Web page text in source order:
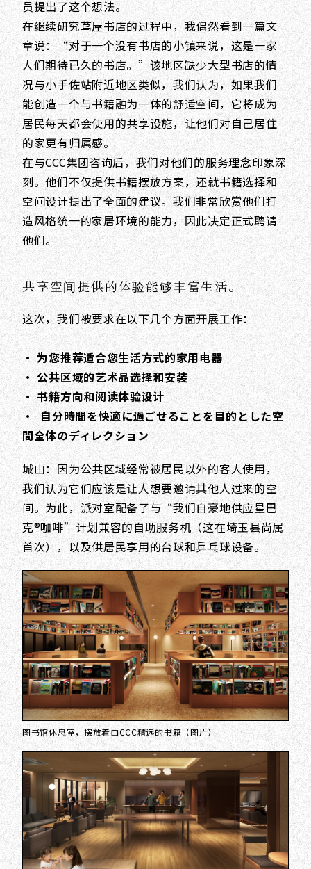
员提出了这个想法。
在继续研究茑屋书店的过程中，我偶然看到一篇文
章说：“对于一个没有书店的小镇来说，这是一家
人们期待已久的书店。”该地区缺少大型书店的情
况与小手佐站附近地区类似，我们认为，如果我们
能创造一个与书籍融为一体的舒适空间，它将成为
居民每天都会使用的共享设施，让他们对自己居住
的家更有归属感。
在与CCC集团咨询后，我们对他们的服务理念印象深
刻。他们不仅提供书籍摆放方案，还就书籍选择和
空间设计提出了全面的建议。我们非常欣赏他们打
造风格统一的家居环境的能力，因此决定正式聘请
他们。
共享空间提供的体验能够丰富生活。
这次，我们被要求在以下几个方面开展工作：
• 为您推荐适合您生活方式的家用电器
• 公共区域的艺术品选择和安装
• 书籍方向和阅读体验设计
• 自分時間を快適に過ごせることを目的とした空
間全体のディレクション
城山：因为公共区域经常被居民以外的客人使用，
我们认为它们应该是让人想要邀请其他人过来的空
间。为此，派对室配备了与“我们自豪地供应星巴
克®咖啡”计划兼容的自助服务机（这在埼玉县尚属
首次），以及供居民享用的台球和乒乓球设备。
图书馆休息室，摆放着由CCC精选的书籍（图片）